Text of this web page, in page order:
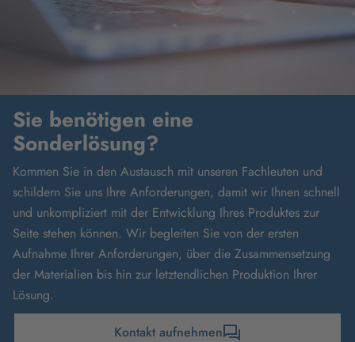
Sie benötigen eine
Sonderlösung?
Kommen Sie in den Austausch mit unseren Fachleuten und
schildern Sie uns Ihre Anforderungen, damit wir Ihnen schnell
und unkompliziert mit der Entwicklung Ihres Produktes zur
Seite stehen können. Wir begleiten Sie von der ersten
Aufnahme Ihrer Anforderungen, über die Zusammensetzung
der Materialien bis hin zur letztendlichen Produktion Ihrer
Lösung.
Kontakt aufnehmen